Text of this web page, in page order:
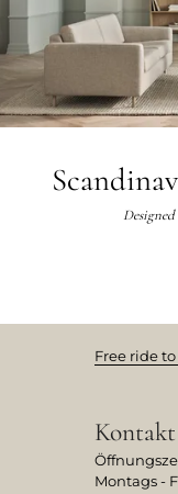
Free ride
Kontakt
Montags -